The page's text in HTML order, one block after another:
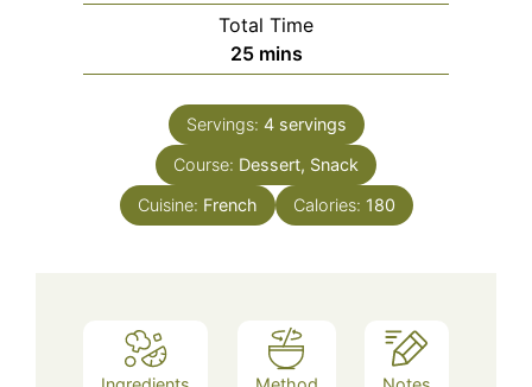
Total Time
25minutes
mins
Servings: 4 servings
Course: Dessert, Snack
Cuisine: French Calories: 180